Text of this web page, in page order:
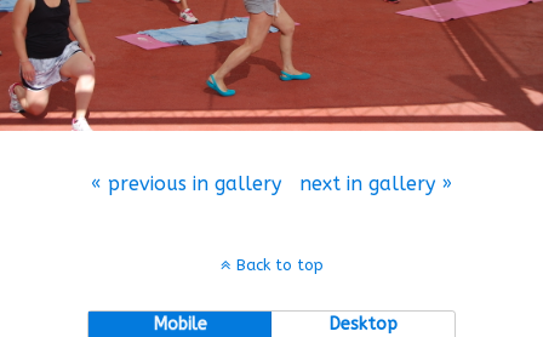
« previous in gallery next in gallery »
Back to top
Mobile Desktop